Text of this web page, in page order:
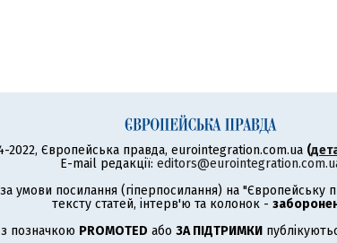
2022, Європейська правда, eurointegration.com.ua (
E-mail редакції:
умови посилання (гіперпосилання) на "Європейську
тексту статей, інтерв'ю та колонок -
позначкою PROMOTED або ЗА ПІДТРИМКИ